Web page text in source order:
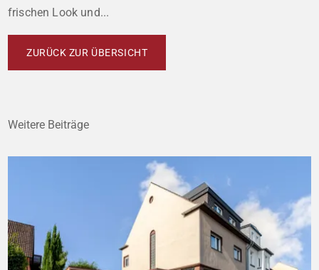
frischen Look und...
ZURÜCK ZUR ÜBERSICHT
Weitere Beiträge